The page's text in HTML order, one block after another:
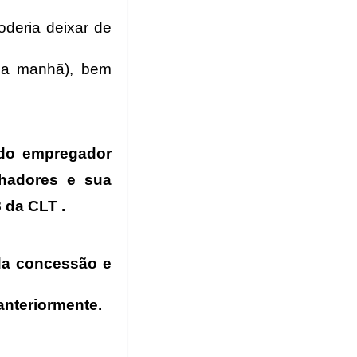
deixarde
manhã), bem
empregador
e sua
CLT .
concessão e